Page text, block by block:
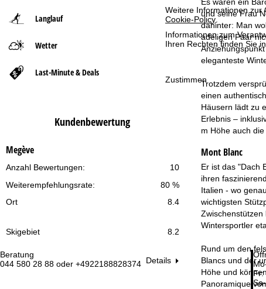
Weitere Informationen zur
Cookie-Policy
Informationen zum
Ihren Rechten finden Sie
Zustimmen
Beratung
044 580 28 88 oder +4922188828374
Fr:
Langlauf
Wetter
Last-Minute & Deals
Kundenbewertung
Megève
10
Anzahl Bewertungen:
80 %
Weiterempfehlungsrate:
Ort
8.4
Skigebiet 8.2
Details
t
s
i
t
und seine Frau
dahinter: Man
adeligen Paar
eleganteste
Trotzdem
einen
Häusern lädt zu
Erlebnis –
m Höhe auch
Mont Blanc
Er ist das "Dach
ihren
Italien - wo
wichtigsten
Wintersportler
Rund um den
Blancs und der
Höhe und
Panoramique